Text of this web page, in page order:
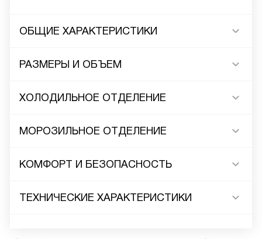
ОБЩИЕ ХАРАКТЕРИСТИКИ
РАЗМЕРЫ И ОБЪЕМ
ХОЛОДИЛЬНОЕ ОТДЕЛЕНИЕ
МОРОЗИЛЬНОЕ ОТДЕЛЕНИЕ
КОМФОРТ И БЕЗОПАСНОСТЬ
ТЕХНИЧЕСКИЕ ХАРАКТЕРИСТИКИ